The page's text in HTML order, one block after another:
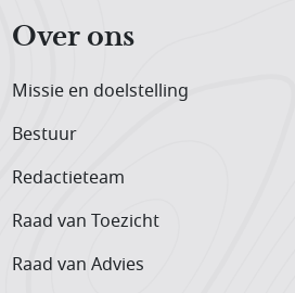
Over ons
Missie en doelstelling
Bestuur
Redactieteam
Raad van Toezicht
Raad van Advies